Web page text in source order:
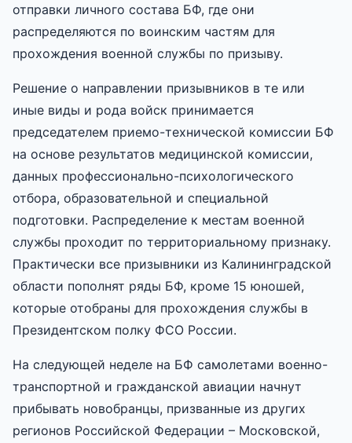
отправки личного состава БФ, где они
распределяются по воинским частям для
прохождения военной службы по призыву.
Решение о направлении призывников в те или
иные виды и рода войск принимается
председателем приемо-технической комиссии БФ
на основе результатов медицинской комиссии,
данных профессионально-психологического
отбора, образовательной и специальной
подготовки. Распределение к местам военной
службы проходит по территориальному признаку.
Практически все призывники из Калининградской
области пополнят ряды БФ, кроме 15 юношей,
которые отобраны для прохождения службы в
Президентском полку ФСО России.
На следующей неделе на БФ самолетами военно-
транспортной и гражданской авиации начнут
прибывать новобранцы, призванные из других
регионов Российской Федерации – Московской,